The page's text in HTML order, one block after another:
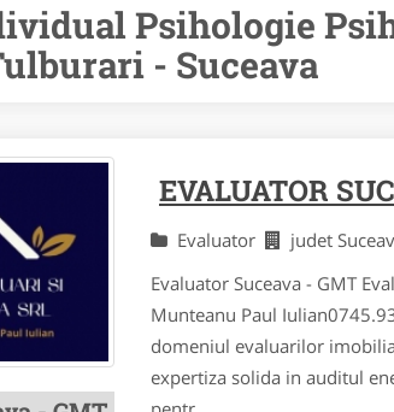
Psihologie
- Suceava
EVALUATOR
Evaluator judet
Evaluator Suceava - GMT
Munteanu Paul
domeniul evaluarilor
expertiza solida in auditul